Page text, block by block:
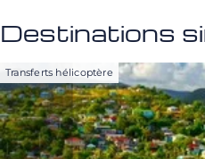
Destinations
Transferts hélicoptère